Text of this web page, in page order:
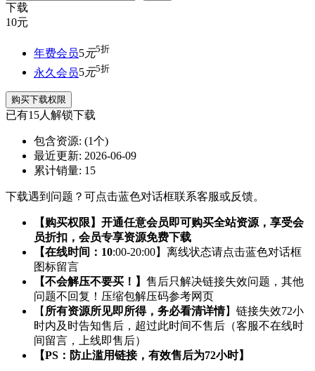
下载
10元
年费会员5元5折
永久会员5元5折
购买下载权限
已有15人解锁下载
包含资源: (1个)
最近更新: 2026-06-09
累计销量: 15
下载遇到问题？可点击蓝色对话框联系客服或反馈。
【购买权限】开通任意会员即可购买全站资源，享受会
员折扣，会员专享资源免费下载
【在线时间：10:00-20:00】离线状态请点击蓝色对话框
图标留言
【不会解压不要买！】 售后只解决链接失效问题，其他
问题不回复！压缩包解压码参考网页
【 所有资源所见即所得，务必看清详情】链接失效72小
时内及时告知售后，超过此时间不售后（客服不在线时
间留言，上线即售后）
【PS：防止滥用链接，有效售后为72小时】